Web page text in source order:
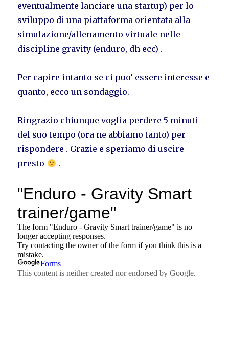
eventualmente lanciare una startup) per lo
sviluppo di una piattaforma orientata alla
simulazione/allenamento virtuale nelle
discipline gravity (enduro, dh ecc) .
Per capire intanto se ci puo’ essere interesse e
quanto, ecco un sondaggio.
Ringrazio chiunque voglia perdere 5 minuti
del suo tempo (ora ne abbiamo tanto) per
rispondere . Grazie e speriamo di uscire
presto
.